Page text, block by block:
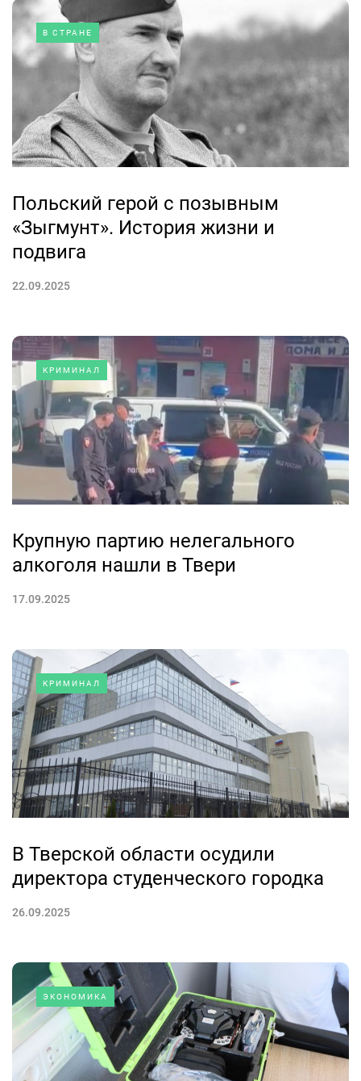
В СТРАНЕ
Польский герой с позывным
«Зыгмунт». История жизни и
подвига
22.09.2025
КРИМИНАЛ
Крупную партию нелегального
алкоголя нашли в Твери
17.09.2025
КРИМИНАЛ
В Тверской области осудили
директора студенческого городка
26.09.2025
ЭКОНОМИКА